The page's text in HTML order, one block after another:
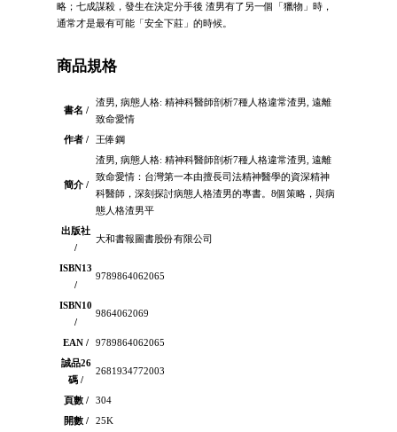
略；七成謀殺，發生在決定分手後 渣男有了另一個「獵物」時，
通常才是最有可能「安全下莊」的時候。
商品規格
書名 /
渣男, 病態人格: 精神科醫師剖析7種人格違常渣男, 遠離
致命愛情
作者 /
王俸鋼
簡介 /
渣男, 病態人格: 精神科醫師剖析7種人格違常渣男, 遠離
致命愛情：台灣第一本由擅長司法精神醫學的資深精神
科醫師，深刻探討病態人格渣男的專書。8個策略，與病
態人格渣男平
出版社
/
大和書報圖書股份有限公司
ISBN13
/
9789864062065
ISBN10
/
9864062069
EAN /
9789864062065
誠品26
碼 /
2681934772003
頁數 /
304
開數 /
25K